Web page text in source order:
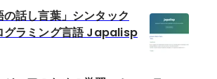
の話し言葉」シンタック
グラミング言語 Japalisp